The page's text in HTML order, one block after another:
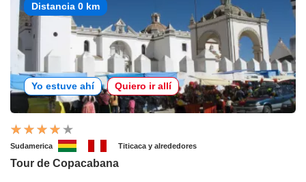
Distancia 0 km
Yo estuve ahí Quiero ir allí
Sudamerica Titicaca y alrededores
Tour de Copacabana